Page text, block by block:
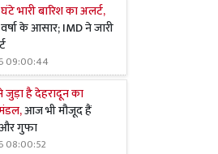
भारी बारिश का अलर्ट,
के आसार; IMD ने जारी
09:00:44
है देहरादून का
आज भी मौजूद हैं
और गुफा
08:00:52